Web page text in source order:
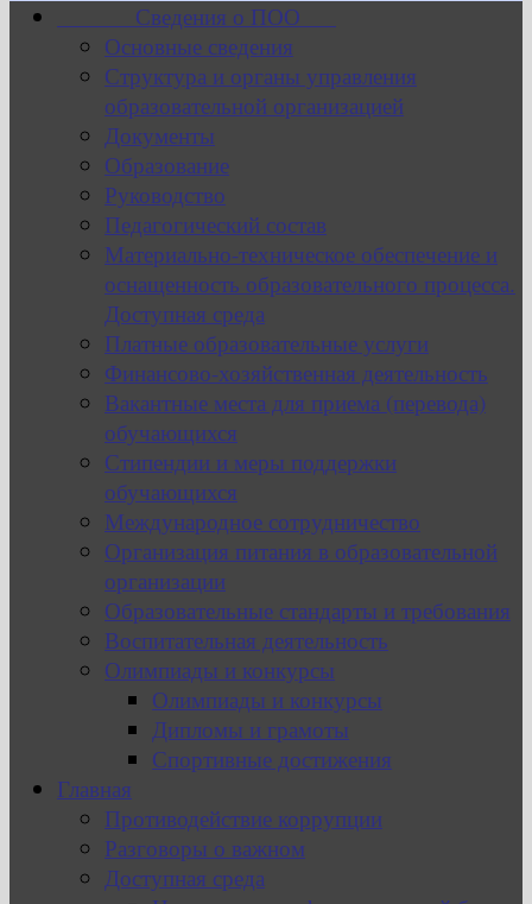
Сведения о ПОО
Основные сведения
Структура и органы управления
образовательной организацией
Документы
Образование
Руководство
Педагогический состав
Материально-техническое обеспечение и
оснащенность образовательного процесса.
Доступная среда
Платные образовательные услуги
Финансово-хозяйственная деятельность
Вакантные места для приема (перевода)
обучающихся
Стипендии и меры поддержки
обучающихся
Международное сотрудничество
Организация питания в образовательной
организации
Образовательные стандарты и требования
Воспитательная деятельность
Олимпиады и конкурсы
Олимпиады и конкурсы
Дипломы и грамоты
Спортивные достижения
Главная
Противодействие коррупции
Разговоры о важном
Доступная среда